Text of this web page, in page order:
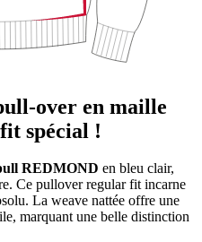
over en maille
spécial !
REDMOND en bleu clair,
Ce pullover regular fit incarne
La weave nattée offre une
marquant une belle distinction